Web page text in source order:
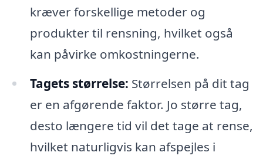
kræver forskellige metoder og
produkter til rensning, hvilket også
kan påvirke omkostningerne.
Tagets størrelse: Størrelsen på dit tag
er en afgørende faktor. Jo større tag,
desto længere tid vil det tage at rense,
hvilket naturligvis kan afspejles i